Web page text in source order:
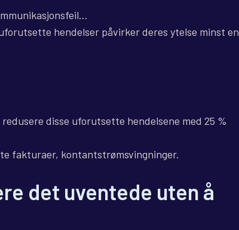
hendelser påvirker deres ytelse minst en
disse uforutsette hendelsene med 25 %
fakturaer, kontantstrømsvingninger.
det uventede uten å